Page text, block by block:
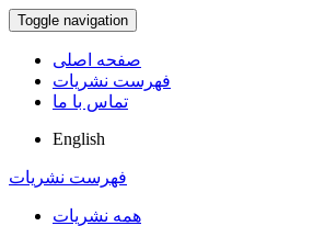
Toggle navigation
صفحه اصلی
فهرست نشریات
تماس با ما
English
فهرست نشریات
همه نشریات